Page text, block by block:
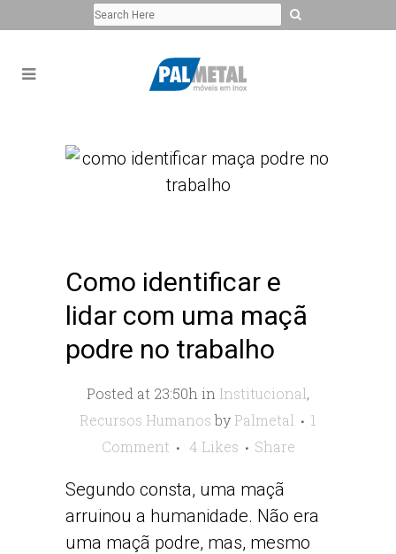
Como identificar e
lidar com uma maçã
podre no trabalho
Posted at 23:50h in Institucional,
Recursos Humanos by Palmetal
1
Comment
4 Likes Share
Segundo consta, uma maçã
arruinou a humanidade. Não era
uma maçã podre, mas, mesmo